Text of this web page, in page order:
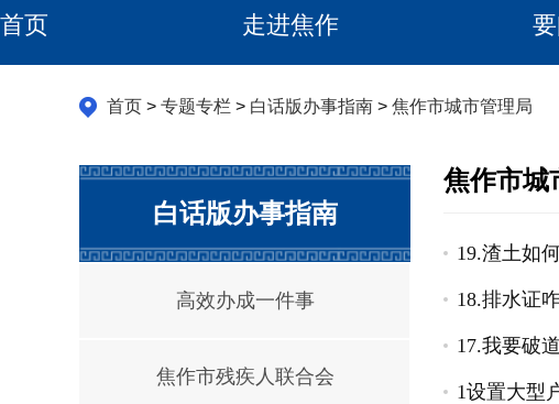
首页 走进焦作
首页 > 专题专栏 > 白话版办事指南 > 焦作市城市管理局
白话版办事指南
高效办成一件事
焦作市残疾人联合会
焦作市城
19.渣土如
18.排水证
17.我要破道
1设置大型